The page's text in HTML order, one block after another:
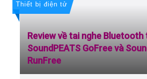
Thiết bị điện tử
Review về tai nghe
SoundPEATS GoFree và
RunFree